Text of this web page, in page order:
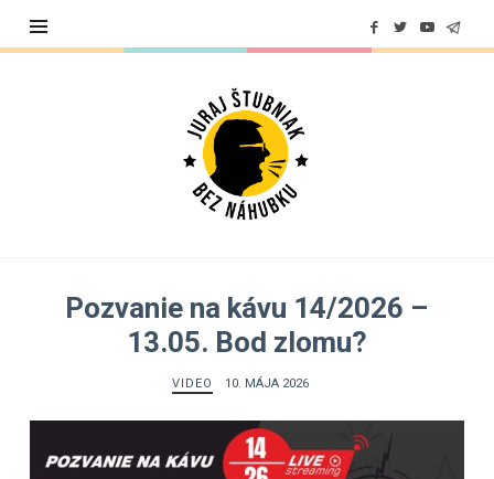
Juraj
Štubniak
Pozvanie na kávu 14/2026 –
13.05. Bod zlomu?
VIDEO 10. MÁJA 2026